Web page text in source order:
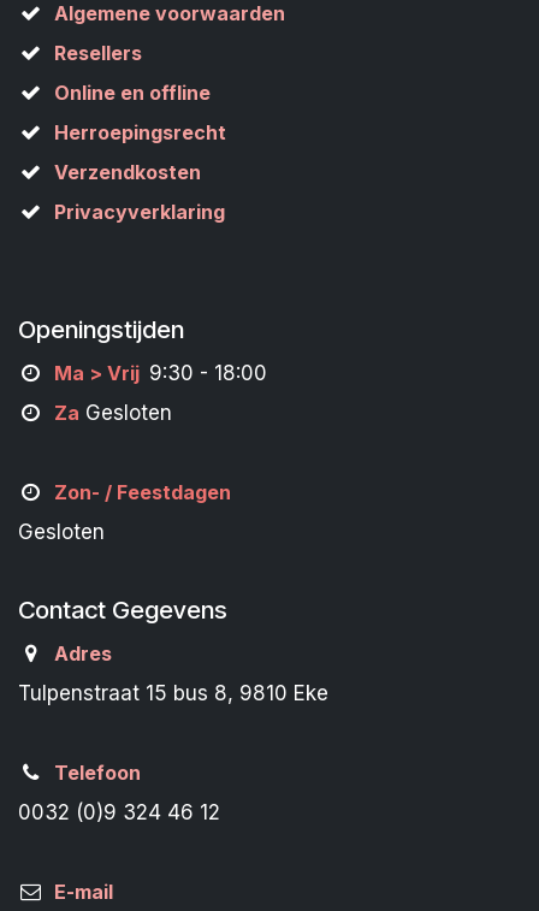
Algemene voorwaarden
Resellers
Online en offline
Herroepingsrecht
Verzendkosten
Privacyverklaring
Openingstijden
Ma > Vrij 9:30 - 18:00
Za Gesloten
Zon- / Feestdagen
Gesloten
Contact Gegevens
Adres
Tulpenstraat 15 bus 8, 9810 Eke
Telefoon
0032 (0)9 324 46 12
E-mail